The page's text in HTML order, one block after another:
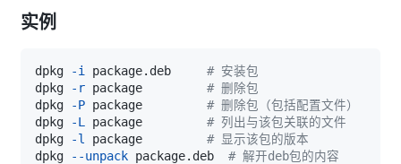
实例
dpkg -i package.deb # 安装包
dpkg
-r package # 删除包
dpkg
-P package # 删除包（包括配置文件）
dpkg
-L package # 列出与该包关联的文件
dpkg
-l package # 显示该包的版本
dpkg
--unpack package.deb # 解开deb包的内容